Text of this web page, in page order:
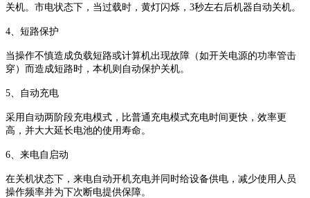
关机。市电状态下，当过载时，黄灯闪烁，3秒左右后机器自动关机。
4、短路保护
当操作不慎造成负载短路或计算机出现故障（如开关电源的功率管击
穿）而造成短路时，本机则自动保护关机。
5、自动充电
采用自动两阶段充电模式，比普通充电模式充电时间更快，效率更
高，并大大延长电池的使用寿命。
6、来电自启动
在关机状态下，来电自动开机充电并同时给设备供电，减少使用人员
操作频率并为下次断电提供保障。